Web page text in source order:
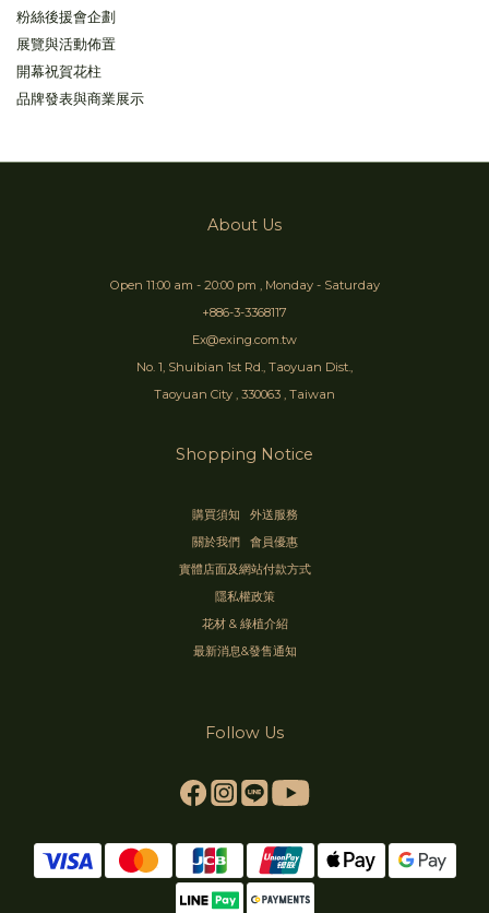
粉絲後援會企劃
展覽與活動佈置
開幕祝賀花柱
品牌發表與商業展示
About Us
Open 11:00 am - 20:00 pm , Monday - Saturday
+886-3-3368117
Ex@exing.com.tw
No. 1, Shuibian 1st Rd., Taoyuan Dist.,
Taoyuan City , 330063 , Taiwan
Shopping Notice
購買須知
外送服務
關於我們
會員優惠
實體店面及網站付款方式
隱私權政策
花材 & 綠植介紹
最新消息&發售通知
Follow Us